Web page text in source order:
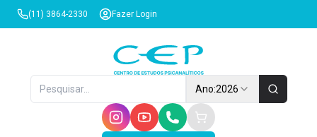
(11) 3864-2330 Fazer Login
Ano:2026